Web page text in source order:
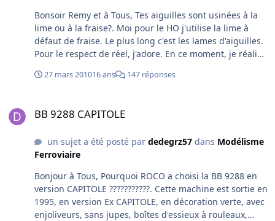
Bonsoir Remy et à Tous, Tes aiguilles sont usinées à la
lime ou à la fraise?. Moi pour le HO j'utilise la lime à
défaut de fraise. Le plus long c'est les lames d'aiguilles.
Pour le respect de réel, j'adore. En ce moment, je réalise
possible, le tonnage. Rames destinées sur mon futur
27 mars 201016 ans 147 réponses
BB 9288 CAPITOLE
un sujet a été posté par dedegrz57dans Modélisme
Ferroviaire
Bonjour à Tous, Pourquoi ROCO a choisi la BB 9288 en
version CAPITOLE ???????????. Cette machine est sortie en
1995, en version Ex CAPITOLE, en décoration verte, avec
enjoliveurs, sans jupes, boîtes d'essieux à rouleaux,